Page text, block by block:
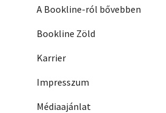
A Bookline-ról bővebben
Bookline Zöld
Karrier
Impresszum
Médiaajánlat